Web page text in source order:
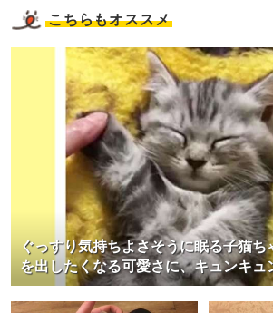
こちらもオススメ
ぐっすり気持ちよさそうに眠る子猫ち
を出したくなる可愛さに、キュンキ